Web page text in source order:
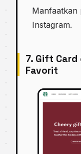
Manfaatkan
Instagram.
7. Gift Card
Favorit